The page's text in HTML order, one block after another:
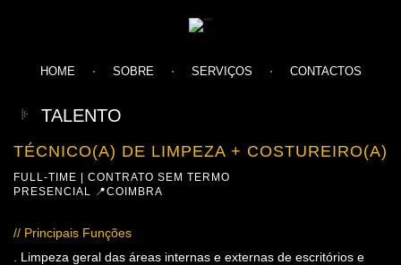
HOME SOBRE SERVIÇOS CONTACTOS
TALENTO
TÉCNICO(A) DE LIMPEZA + COSTUREIRO(A)
FULL-TIME | CONTRATO SEM TERMO
PRESENCIAL 📍COIMBRA
// Principais Funções
. Limpeza geral das áreas internas e externas de escritórios e